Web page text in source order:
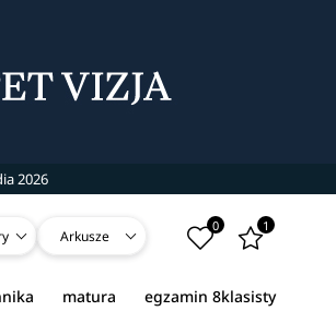
2026
Arkusze
0 1
egzamin 8klasisty
matura